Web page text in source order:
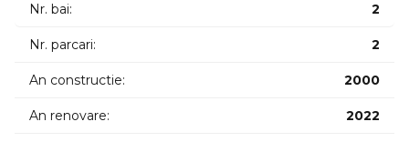
Nr. bai: 2
Nr. parcari: 2
An constructie: 2000
An renovare: 2022